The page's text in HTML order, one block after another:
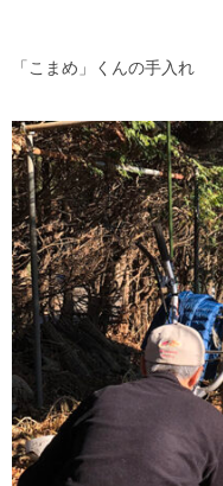
「こまめ」くんの手入れ